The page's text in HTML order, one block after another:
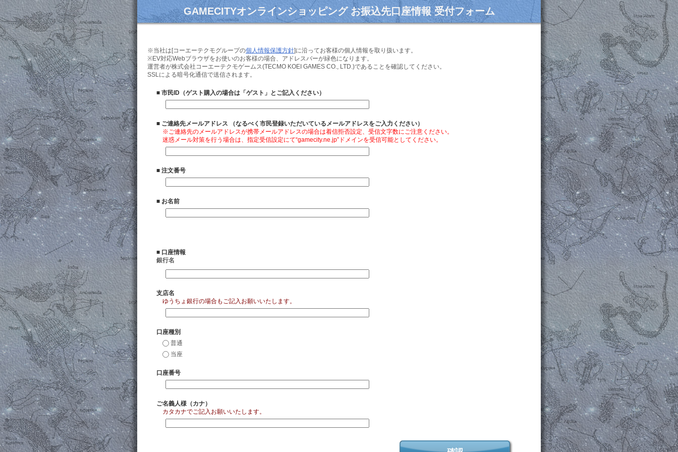
GAMECITYオンラインショッピング お振込先口座情報 受付フォーム
※当社は[コーエーテクモグループの個人情報保護方針]に沿ってお客様の個人情報を取り扱います。
※EV対応Webブラウザをお使いのお客様の場合、アドレスバーが緑色になります。
運営者が株式会社コーエーテクモゲームス(TECMO KOEI GAMES CO., LTD.)であることを確認してください。
SSLによる暗号化通信で送信されます。
■ 市民ID（ゲスト購入の場合は「ゲスト」とご記入ください）
■ ご連絡先メールアドレス （なるべく市民登録いただいているメールアドレスをご入力ください）
※ご連絡先のメールアドレスが携帯メールアドレスの場合は着信拒否設定、受信文字数にご注意ください。
迷惑メール対策を行う場合は、指定受信設定にて“gamecity.ne.jp”ドメインを受信可能としてください。
■ 注文番号
■ お名前
■ 口座情報
銀行名
支店名
ゆうちょ銀行の場合もご記入お願いいたします。
口座種別
普通
当座
口座番号
ご名義人様（カナ）
カタカナでご記入お願いいたします。